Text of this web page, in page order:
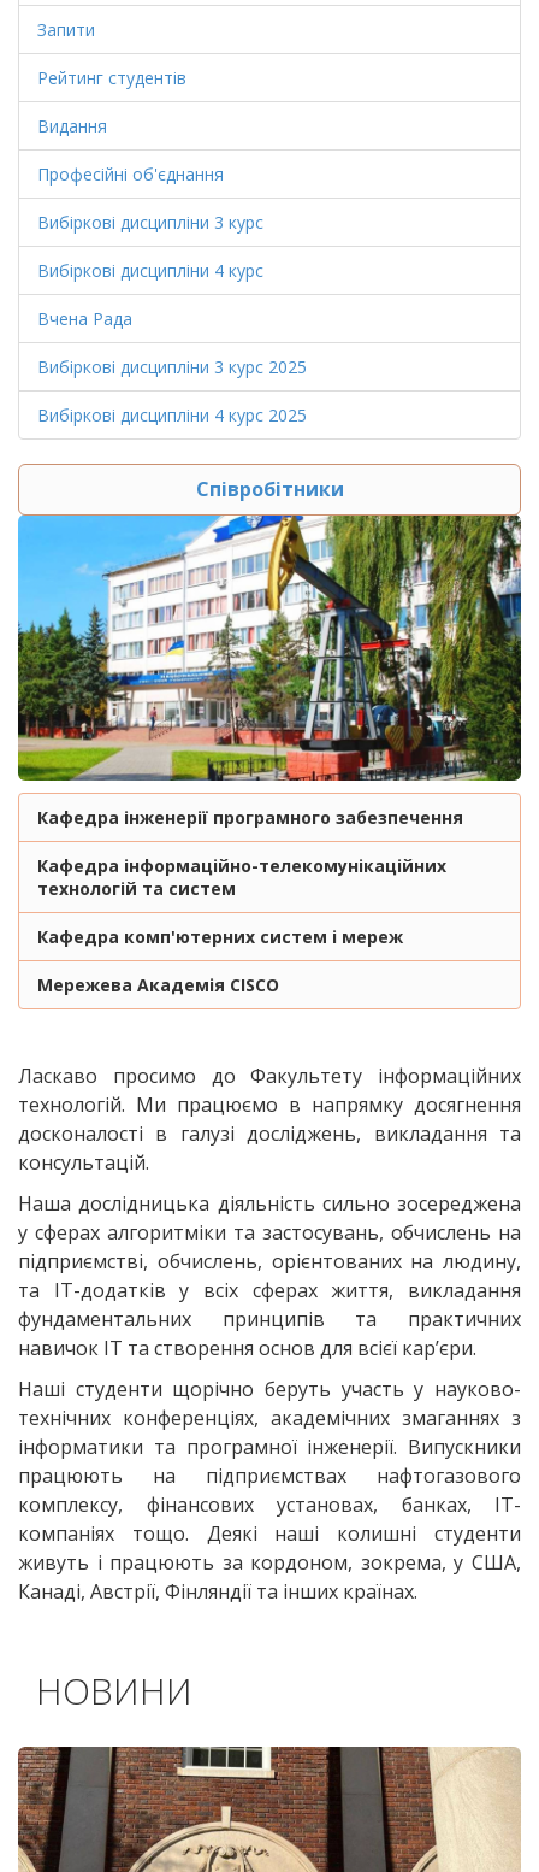
Запити
Рейтинг студентів
Видання
Професійні об'єднання
Вибіркові дисципліни 3 курс
Вибіркові дисципліни 4 курс
Вчена Рада
Вибіркові дисципліни 3 курс 2025
Вибіркові дисципліни 4 курс 2025
Співробітники
Кафедра інженерії програмного забезпечення
Кафедра інформаційно-телекомунікаційних
технологій та систем
Кафедра комп'ютерних систем і мереж
Мережева Академія CISCO
Ласкаво просимо до Факультету інформаційних
технологій. Ми працюємо в напрямку досягнення
досконалості в галузі досліджень, викладання та
консультацій.
Наша дослідницька діяльність сильно зосереджена
у сферах алгоритміки та застосувань, обчислень на
підприємстві, обчислень, орієнтованих на людину,
та ІТ-додатків у всіх сферах життя, викладання
фундаментальних принципів та практичних
навичок ІТ та створення основ для всієї кар’єри.
Наші студенти щорічно беруть участь у науково-
технічних конференціях, академічних змаганнях з
інформатики та програмної інженерії. Випускники
працюють на підприємствах нафтогазового
комплексу, фінансових установах, банках, ІТ-
компаніях тощо. Деякі наші колишні студенти
живуть і працюють за кордоном, зокрема, у США,
Канаді, Австрії, Фінляндії та інших країнах.
НОВИНИ